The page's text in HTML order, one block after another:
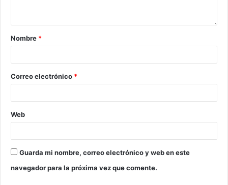
Nombre *
Correo electrónico *
Web
Guarda mi nombre, correo electrónico y web en este
navegador para la próxima vez que comente.